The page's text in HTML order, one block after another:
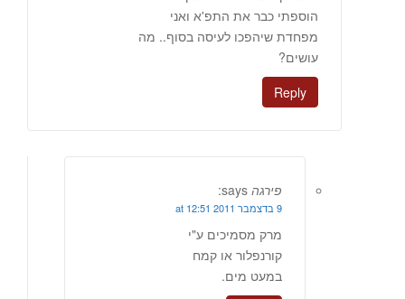
הוספתי כבר את התפ'א ואני
מפחדת שיהפכו לעיסה בסוף.. מה
עושים?
Reply
פירגה says:
9 בדצמבר 2011 at 12:51
מרק מסמיכים ע"י
קורנפלור או קמח
במעט מים.